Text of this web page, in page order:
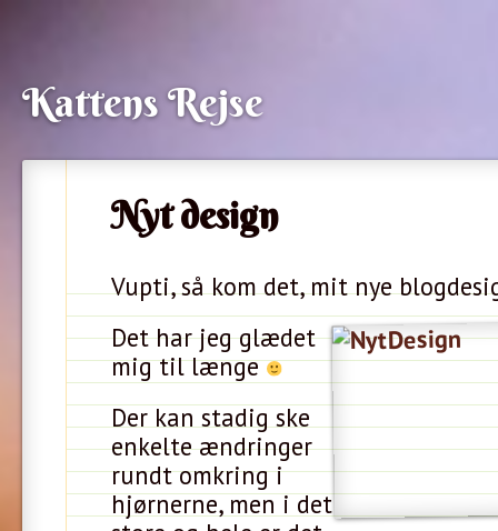
Kattens Rejse
Nyt design
Vupti, så kom det, mit nye
Det har jeg glædet
mig til længe
Der kan stadig ske
enkelte ændringer
rundt omkring i
hjørnerne, men i det